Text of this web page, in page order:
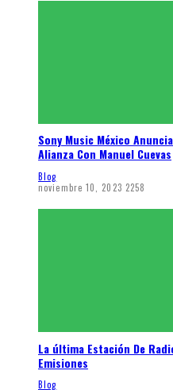
Sony Music México
Alianza Con Manuel Cuevas
Blog
noviembre 10, 2023 2258
La última Estación De
Emisiones
Blog